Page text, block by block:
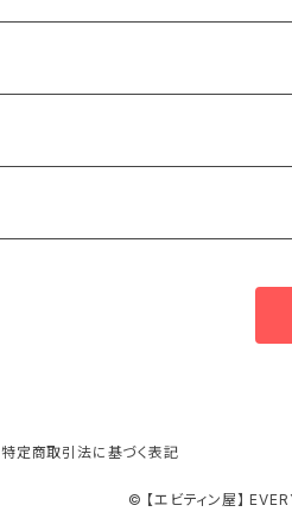
特定商取引法に基づく表記
© 【エビティン屋】